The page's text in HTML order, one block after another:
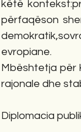
këtë
përfaqëson
evropiane.
Mbështetja për
rajonale dhe
Diplomacia